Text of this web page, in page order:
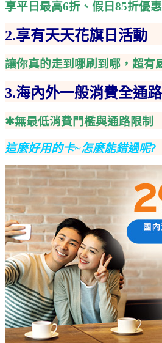
享平日最高6折、假日85折優惠
2.享有天天花旗日活動
讓你真的走到哪刷到哪，超有
3.海內外一般消費全通
✱無最低消費門檻與通路限制
這麼好用的卡~怎麼能錯過呢?